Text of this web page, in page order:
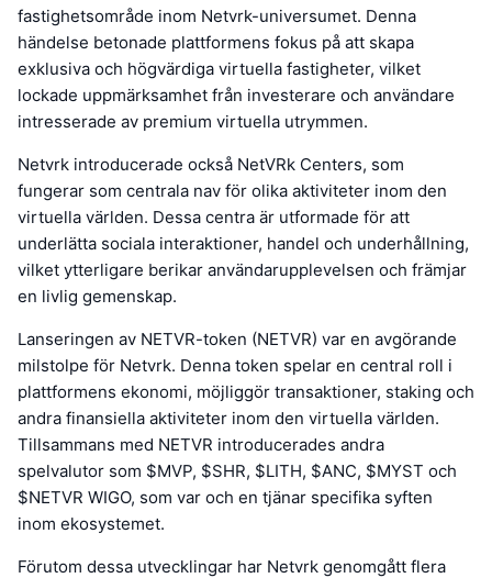
fastighetsområde inom Netvrk-universumet. Denna
händelse betonade plattformens fokus på att skapa
exklusiva och högvärdiga virtuella fastigheter, vilket
lockade uppmärksamhet från investerare och användare
intresserade av premium virtuella utrymmen.
Netvrk introducerade också NetVRk Centers, som
fungerar som centrala nav för olika aktiviteter inom den
virtuella världen. Dessa centra är utformade för att
underlätta sociala interaktioner, handel och underhållning,
vilket ytterligare berikar användarupplevelsen och främjar
en livlig gemenskap.
Lanseringen av NETVR-token (NETVR) var en avgörande
milstolpe för Netvrk. Denna token spelar en central roll i
plattformens ekonomi, möjliggör transaktioner, staking och
andra finansiella aktiviteter inom den virtuella världen.
Tillsammans med NETVR introducerades andra
spelvalutor som $MVP, $SHR, $LITH, $ANC, $MYST och
$NETVR WIGO, som var och en tjänar specifika syften
inom ekosystemet.
Förutom dessa utvecklingar har Netvrk genomgått flera